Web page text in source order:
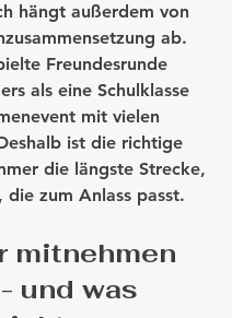
hängt außerdem von
ab.
Freundesrunde
als eine Schulklasse
mit vielen
ist die richtige
die längste Strecke,
die zum Anlass passt.
mitnehmen
und was